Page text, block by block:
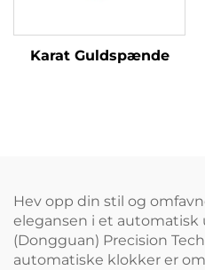
Karat Guldspænde
Hev opp din stil og
elegansen i et automatisk
(Dongguan) Precision
automatiske klokker er